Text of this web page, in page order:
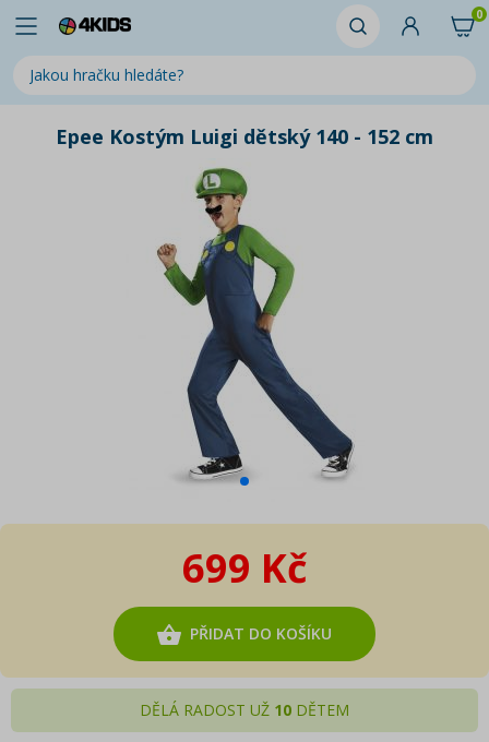
0
Epee Kostým Luigi dětský 140 - 152 cm
699 Kč
PŘIDAT DO KOŠÍKU
DĚLÁ RADOST UŽ 10 DĚTEM